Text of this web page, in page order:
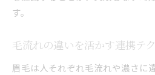
す。
毛流れの違いを活かす連携テ
眉毛は人それぞれ毛流れや濃さに